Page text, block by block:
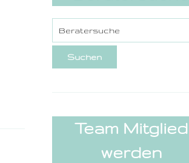
Team Mitglied
werden